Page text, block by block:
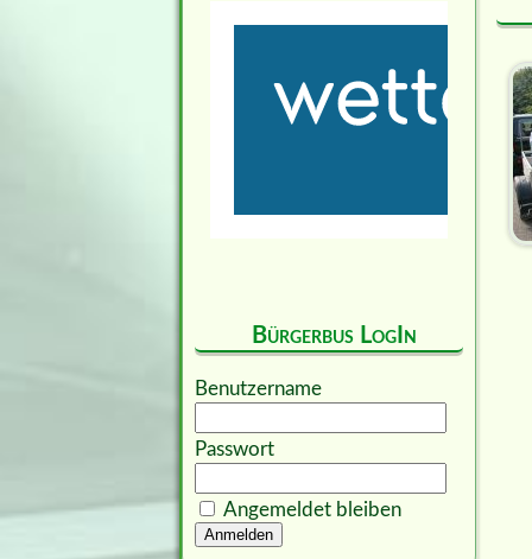
Bürgerbus LogIn
Benutzername
Passwort
Angemeldet bleiben
Anmelden